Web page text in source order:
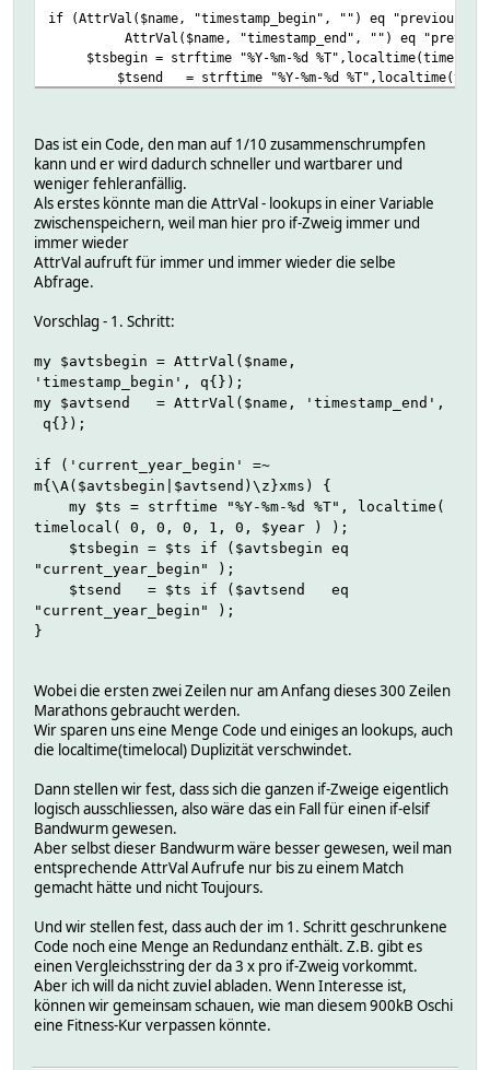
if (AttrVal($name, "timestamp_begin", "") eq
AttrVal($name, "timestamp_end", "") eq
$tsbegin = strftime "%Y-%m-%d
$tsend = strftime "%Y-%m-%d
etc. ad inf.
Das ist ein Code, den man auf 1/10 zusammenschrumpfen
kann und er wird dadurch schneller und wartbarer und
weniger fehleranfällig.
Als erstes könnte man die AttrVal - lookups in einer Variable
zwischenspeichern, weil man hier pro if-Zweig immer und
immer wieder
AttrVal aufruft für immer und immer wieder die selbe
Abfrage.
Vorschlag - 1. Schritt:
my $avtsbegin = AttrVal($name,
'timestamp_begin', q{});
my $avtsend = AttrVal($name, 'timestamp_end',
q{});
if ('current_year_begin' =~
m{\A($avtsbegin|$avtsend)\z}xms) {
my $ts = strftime "%Y-%m-%d %T", localtime(
timelocal( 0, 0, 0, 1, 0, $year ) );
$tsbegin = $ts if ($avtsbegin eq
"current_year_begin" );
$tsend = $ts if ($avtsend eq
"current_year_begin" );
}
Wobei die ersten zwei Zeilen nur am Anfang dieses 300 Zeilen
Marathons gebraucht werden.
Wir sparen uns eine Menge Code und einiges an lookups, auch
die localtime(timelocal) Duplizität verschwindet.
Dann stellen wir fest, dass sich die ganzen if-Zweige eigentlich
logisch ausschliessen, also wäre das ein Fall für einen if-elsif
Bandwurm gewesen.
Aber selbst dieser Bandwurm wäre besser gewesen, weil man
entsprechende AttrVal Aufrufe nur bis zu einem Match
gemacht hätte und nicht Toujours.
Und wir stellen fest, dass auch der im 1. Schritt geschrunkene
Code noch eine Menge an Redundanz enthält. Z.B. gibt es
einen Vergleichsstring der da 3 x pro if-Zweig vorkommt.
Aber ich will da nicht zuviel abladen. Wenn Interesse ist,
können wir gemeinsam schauen, wie man diesem 900kB Oschi
eine Fitness-Kur verpassen könnte.